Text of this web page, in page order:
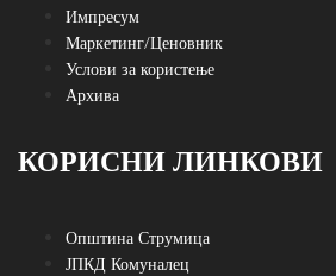
Импресум
Маркетинг/Ценовник
Услови за користење
Архива
КОРИСНИ ЛИНКОВИ
Општина Струмица
ЈПКД Комуналец